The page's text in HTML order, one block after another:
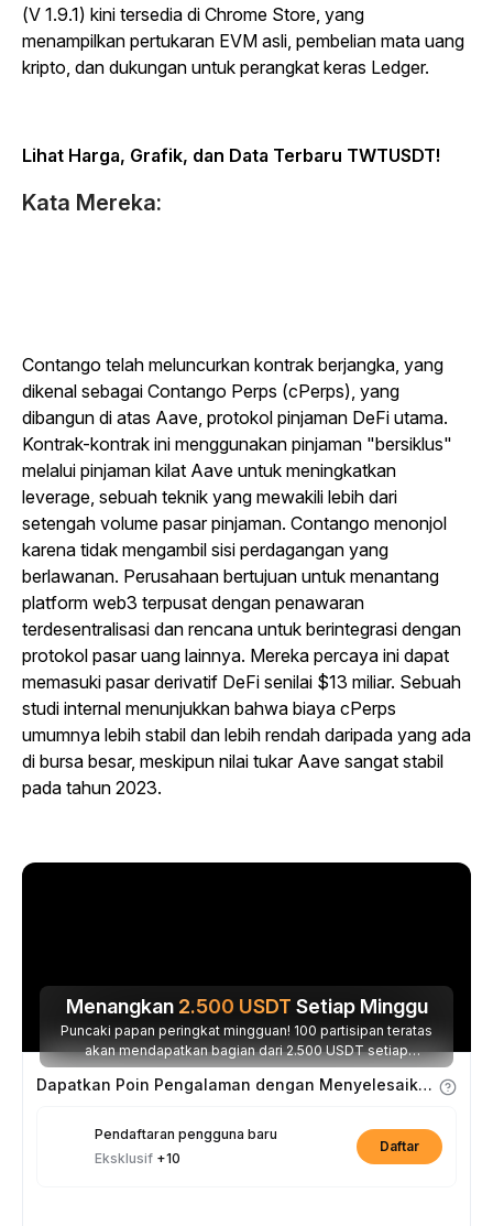
(V 1.9.1) kini tersedia di Chrome Store, yang
menampilkan pertukaran EVM asli, pembelian mata uang
kripto, dan dukungan untuk perangkat keras Ledger.
Lihat Harga, Grafik, dan Data Terbaru TWTUSDT!
Kata Mereka:
Contango telah meluncurkan kontrak berjangka, yang
dikenal sebagai Contango Perps (cPerps), yang
dibangun di atas Aave, protokol pinjaman DeFi utama.
Kontrak-kontrak ini menggunakan pinjaman "bersiklus"
melalui pinjaman kilat Aave untuk meningkatkan
leverage, sebuah teknik yang mewakili lebih dari
setengah volume pasar pinjaman. Contango menonjol
karena tidak mengambil sisi perdagangan yang
berlawanan. Perusahaan bertujuan untuk menantang
platform web3 terpusat dengan penawaran
terdesentralisasi dan rencana untuk berintegrasi dengan
protokol pasar uang lainnya. Mereka percaya ini dapat
memasuki pasar derivatif DeFi senilai $13 miliar. Sebuah
studi internal menunjukkan bahwa biaya cPerps
umumnya lebih stabil dan lebih rendah daripada yang ada
di bursa besar, meskipun nilai tukar Aave sangat stabil
pada tahun 2023.
Menangkan 2.500 USDT Setiap Minggu
Puncaki papan peringkat mingguan! 100 partisipan teratas
akan mendapatkan bagian dari 2.500 USDT setiap
minggunya.
Dapatkan Poin Pengalaman dengan Menyelesaikan Tugas
Pendaftaran pengguna baru
Eksklusif +10
Daftar